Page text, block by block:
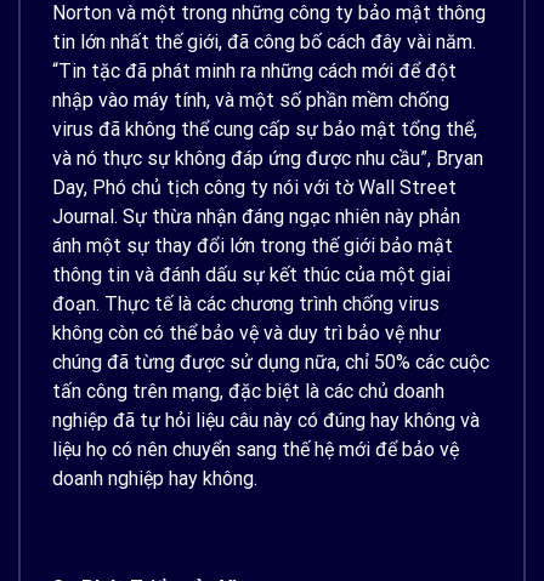
Norton và một trong những công ty bảo mật thông
tin lớn nhất thế giới, đã công bố cách đây vài năm.
“Tin tặc đã phát minh ra những cách mới để đột
nhập vào máy tính, và một số phần mềm chống
virus đã không thể cung cấp sự bảo mật tổng thể,
và nó thực sự không đáp ứng được nhu cầu”, Bryan
Day, Phó chủ tịch công ty nói với tờ Wall Street
Journal. Sự thừa nhận đáng ngạc nhiên này phản
ánh một sự thay đổi lớn trong thế giới bảo mật
thông tin và đánh dấu sự kết thúc của một giai
đoạn. Thực tế là các chương trình chống virus
không còn có thể bảo vệ và duy trì bảo vệ như
chúng đã từng được sử dụng nữa, chỉ 50% các cuộc
tấn công trên mạng, đặc biệt là các chủ doanh
nghiệp đã tự hỏi liệu câu này có đúng hay không và
liệu họ có nên chuyển sang thế hệ mới để bảo vệ
doanh nghiệp hay không.